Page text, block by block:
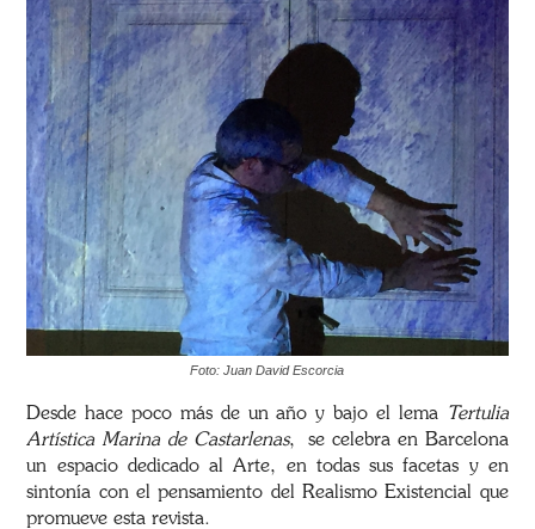
Foto: Juan David Escorcia
Desde hace poco más de un año y bajo el lema
Tertulia
Artística Marina de Castarlenas,
se celebra en Barcelona
un
espacio dedicado al Arte,
en todas sus facetas y en
sintonía con el pensamiento del Realismo Existencial que
promueve esta revista.